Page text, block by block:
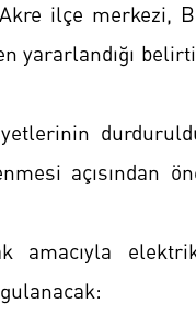
ilçe merkezi,
yararlandığı
açısından
amacıyla